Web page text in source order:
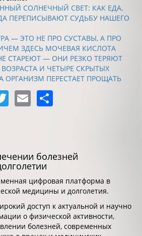
СОЛНЕЧНЫЙ СВЕТ: КАК ЕДА,
ПЕРЕПИСЫВАЮТ СУДЬБУ НАШЕГО
— ЭТО НЕ ПРО СУСТАВЫ, А ПРО
ЗДЕСЬ МОЧЕВАЯ КИСЛОТА
СТАРЕЮТ — ОНИ РЕЗКО ТЕРЯЮТ
И ЧЕТЫРЕ СКРЫТЫХ
ОРГАНИЗМ ПЕРЕСТАЕТ ПРОЩАТЬ
Twitter
Email
болезней
цифровая платформа в
медицины и долголетия.
доступ к актуальной и научно
о физической активности,
болезней, современных